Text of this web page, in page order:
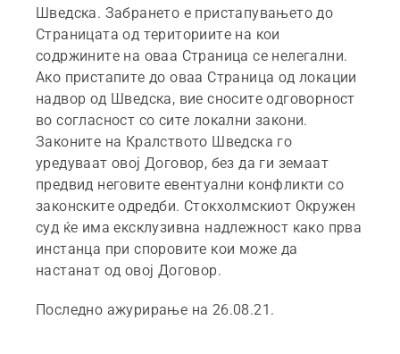
Шведска. Забрането е пристапувањето до
Страницата од териториите на кои
содржините на оваа Страница се нелегални.
Ако пристапите до оваа Страница од локации
надвор од Шведска, вие сносите одговорност
во согласност со сите локални закони.
Законите на Кралството Шведска го
уредуваат овој Договор, без да ги земаат
предвид неговите евентуални конфликти со
законските одредби. Стокхолмскиот Окружен
суд ќе има ексклузивна надлежност како прва
инстанца при споровите кои може да
настанат од овој Договор.
Последно ажурирање на 26.08.21.